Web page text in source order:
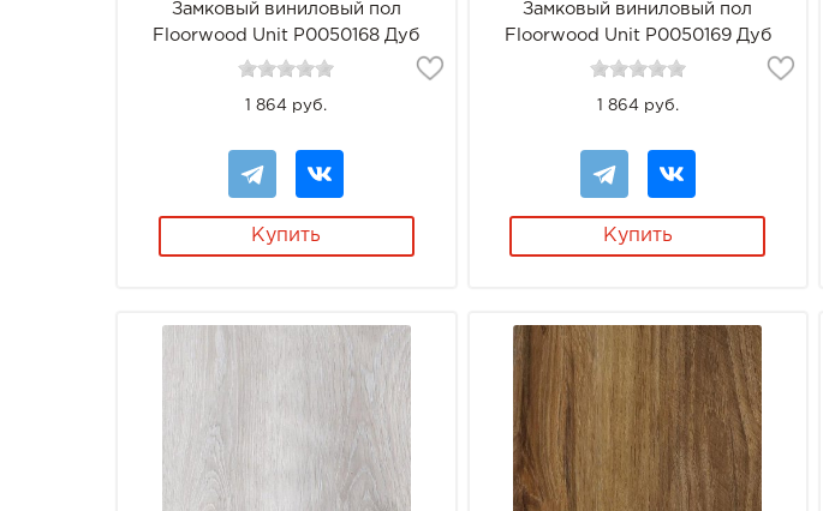
Замковый виниловый пол
Floorwood Unit Р0050168 Дуб
Тизоль
1 864 руб.
Купить
Замковый виниловый пол
Floorwood Unit Р0050169 Дуб
Хьюмер
1 864 руб.
Купить